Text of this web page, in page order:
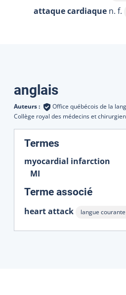
attaque cardiaque n. f.
Traductions
anglais
Auteurs : Office québécois de la
Collège royal des médecins et
Termes
myocardial infarction
MI
Terme associé:
heart attack langue courante
Afficher